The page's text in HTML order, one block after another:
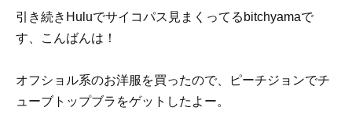
引き続きHuluでサイコパス見まくってるbitchyamaで
す、こんばんは！
オフショル系のお洋服を買ったので、ピーチジョンでチ
ューブトップブラをゲットしたよー。